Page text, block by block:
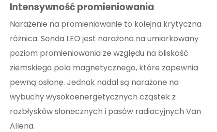
Intensywność promieniowania
Narażenie na promieniowanie to kolejna krytyczna
różnica. Sonda LEO jest narażona na umiarkowany
poziom promieniowania ze względu na bliskość
ziemskiego pola magnetycznego, które zapewnia
pewną osłonę. Jednak nadal są narażone na
wybuchy wysokoenergetycznych cząstek z
rozbłysków słonecznych i pasów radiacyjnych Van
Allena.